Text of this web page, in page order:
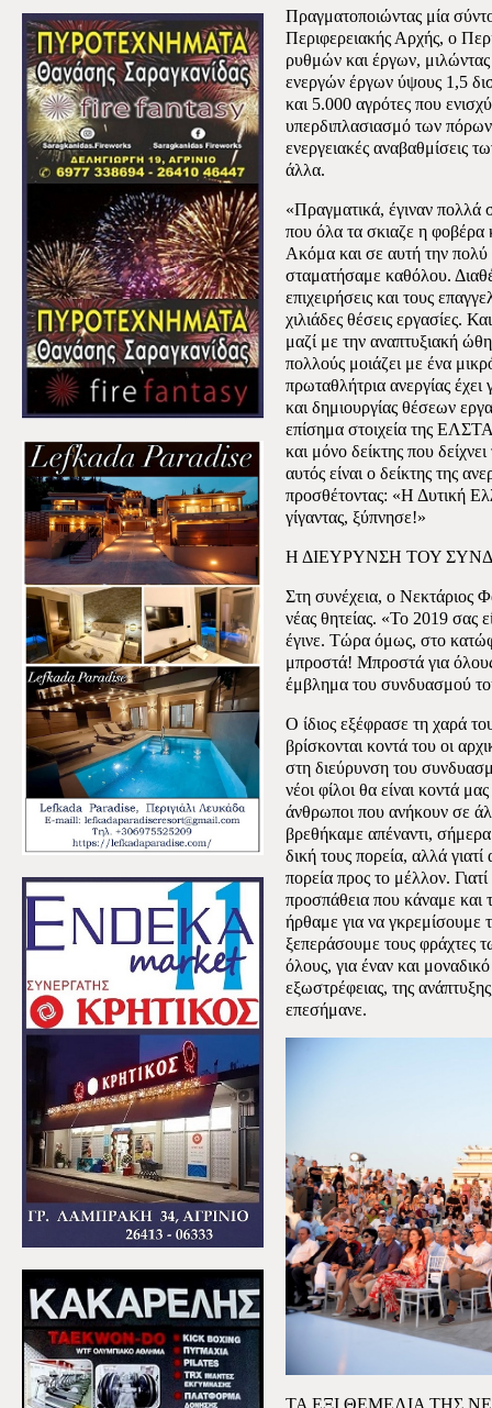
Πραγματοποιώντας μία
Περιφερειακής Αρχής, ο
ρυθμών και έργων,
ενεργών έργων ύψους 1,5
και 5.000 αγρότες που
υπερδιπλασιασμό των πόρων
ενεργειακές αναβαθμίσεις
άλλα.
«Πραγματικά, έγιναν πολλά
που όλα τα σκιαζε η φοβέρα
Ακόμα και σε αυτή την
σταματήσαμε καθόλου.
επιχειρήσεις και τους
χιλιάδες θέσεις εργασίες.
μαζί με την αναπτυξιακή
πολλούς μοιάζει με ένα
πρωταθλήτρια ανεργίας έχει
και δημιουργίας θέσεων
επίσημα στοιχεία της
και μόνο δείκτης που
αυτός είναι ο δείκτης της
προσθέτοντας: «Η Δυτική
γίγαντας, ξύπνησε!»
Η ΔΙΕΥΡΥΝΣΗ ΤΟΥ
Στη συνέχεια, ο Νεκτάριος
νέας θητείας. «Το 2019 σας
έγινε. Τώρα όμως, στο
μπροστά! Μπροστά για
έμβλημα του συνδυασμού
Ο ίδιος εξέφρασε τη χαρά
βρίσκονται κοντά του οι
στη διεύρυνση του
νέοι φίλοι θα είναι κοντά
άνθρωποι που ανήκουν σε
βρεθήκαμε απέναντι, σήμερα
δική τους πορεία, αλλά
πορεία προς το μέλλον.
προσπάθεια που κάναμε και
ήρθαμε για να γκρεμίσουμε
ξεπεράσουμε τους φράχτες
όλους, για έναν και
εξωστρέφειας, της
επεσήμανε.